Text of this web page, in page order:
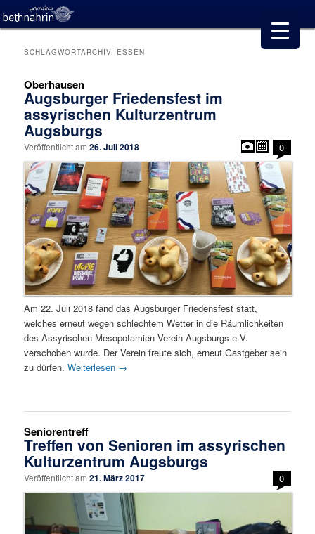
SCHLAGWORTARCHIV: ESSEN
Oberhausen
Augsburger Friedensfest im
assyrischen Kulturzentrum
Augsburgs
Veröffentlicht am26. Juli 2018 0
Am 22. Juli 2018 fand das Augsburger Friedensfest statt,
welches erneut wegen schlechtem Wetter in die Räumlichkeiten
des Assyrischen Mesopotamien Verein Augsburgs e.V.
verschoben wurde. Der Verein freute sich, erneut Gastgeber sein
zu dürfen.Weiterlesen →
Seniorentreff
Treffen von Senioren im assyrischen
Kulturzentrum Augsburgs
Veröffentlicht am21. März 2017 0